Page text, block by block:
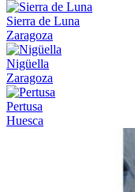
Sierra de Luna
Zaragoza
Nigüella
Zaragoza
Pertusa
Huesca